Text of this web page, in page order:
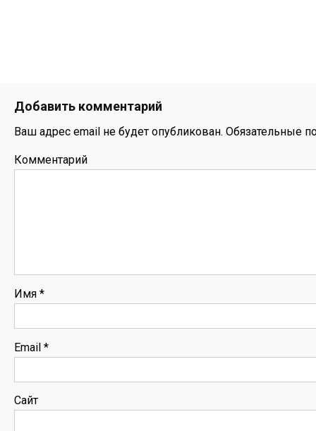
Добавить комментарий
Ваш адрес email не будет опубликован. Обязательные
Комментарий
Имя *
Email *
Сайт